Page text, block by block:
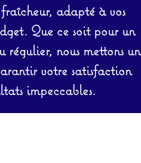
adapté à vos
Que ce soit pour un
régulier, nous mettons un
votre satisfaction
impeccables.